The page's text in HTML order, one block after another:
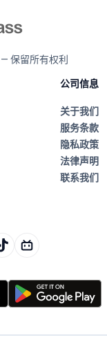
保留所有权利
公司信息
关于我们
服务条款
隐私政策
法律声明
联系我们